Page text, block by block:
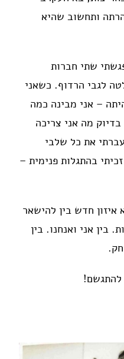
ותחשוב שהיא
שתי חברות
לגבי הרדוף. כשאני
– אני מבינה כמה
מה אני צריכה
את כל שלבי
בהתגלות פנימית –
חדש בין להישאר
בין אני ואנחנו. בין
להתגשם!